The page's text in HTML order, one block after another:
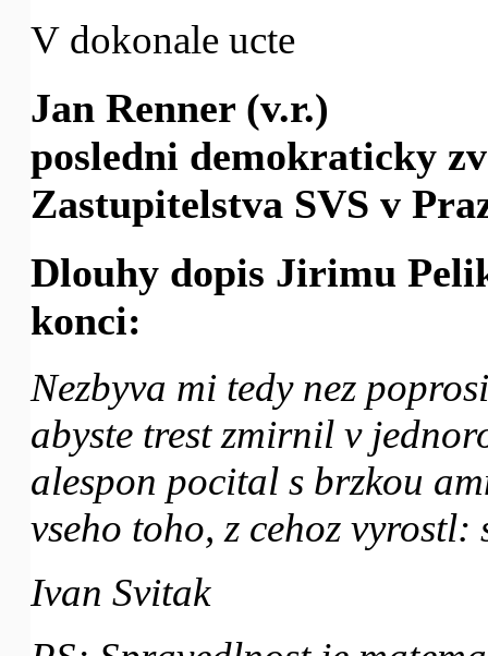
V dokonale ucte
Jan Renner (v.r.)
posledni demokraticky
Zastupitelstva SVS v
Dlouhy dopis Jirimu
konci:
Nezbyva mi tedy nez
abyste trest zmirnil v
alespon pocital s brzkou
vseho toho, z cehoz vyrostl:
Ivan Svitak